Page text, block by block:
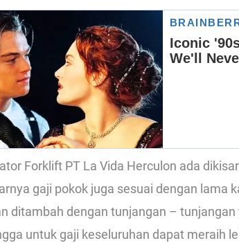
Forklift PT La Vida Herculon ada
gaji pokok juga sesuai dengan lama
ditambah dengan tunjangan – tunjangan
untuk gaji keseluruhan dapat meraih